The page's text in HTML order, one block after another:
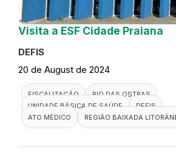
Visita a ESF Cidade Praiana
DEFIS
20 de August de 2024
FISCALIZAÇÃO
RIO DAS OSTRAS
UNIDADE BÁSICA DE SAÚDE
DEFIS
ATO MÉDICO
REGIÃO BAIXADA